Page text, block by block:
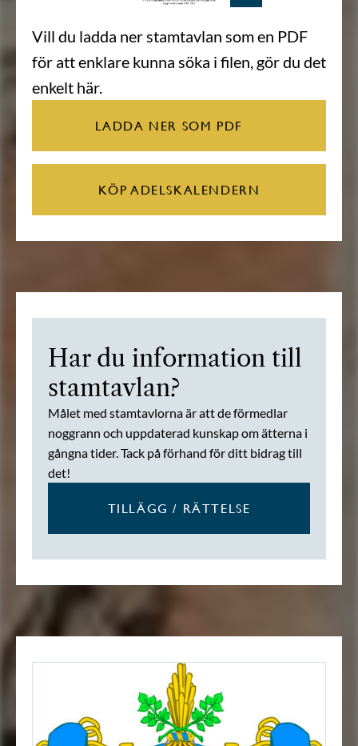
Vill du ladda ner stamtavlan som en PDF
för att enklare kunna söka i filen, gör du det
enkelt här.
LADDA NER SOM PDF
KÖP ADELSKALENDERN
Har du information till
stamtavlan?
Målet med stamtavlorna är att de förmedlar
noggrann och uppdaterad kunskap om ätterna i
gångna tider. Tack på förhand för ditt bidrag till
det!
TILLÄGG / RÄTTELSE